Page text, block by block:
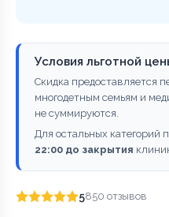
Условия льготной
Скидка предоставляется
многодетным семьям и
не суммируются.
Для остальных категорий
22:00 до закрытия
5850 отзывов